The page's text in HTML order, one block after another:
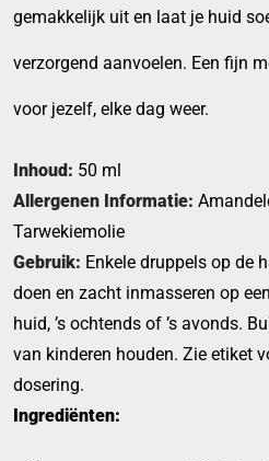
gemakkelijk uit en laat je huid
verzorgend aanvoelen. Een fijn
voor jezelf, elke dag weer.
Inhoud: 50 ml
Allergenen Informatie:
Tarwekiemolie
Gebruik: Enkele druppels op de
doen en zacht inmasseren op
huid, ’s ochtends of ’s avonds.
van kinderen houden. Zie etiket
dosering.
Ingrediënten: